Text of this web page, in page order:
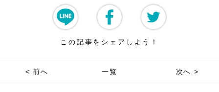
この記事をシェアしよう！
< 前へ 一覧 次へ >